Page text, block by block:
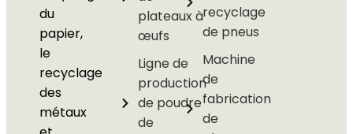
du
papier,
le
recyclage
des
métaux
plateaux à
œufs
Ligne de
production
de poudre
de
recyclage
de pneus
Machine
de
fabrication
de